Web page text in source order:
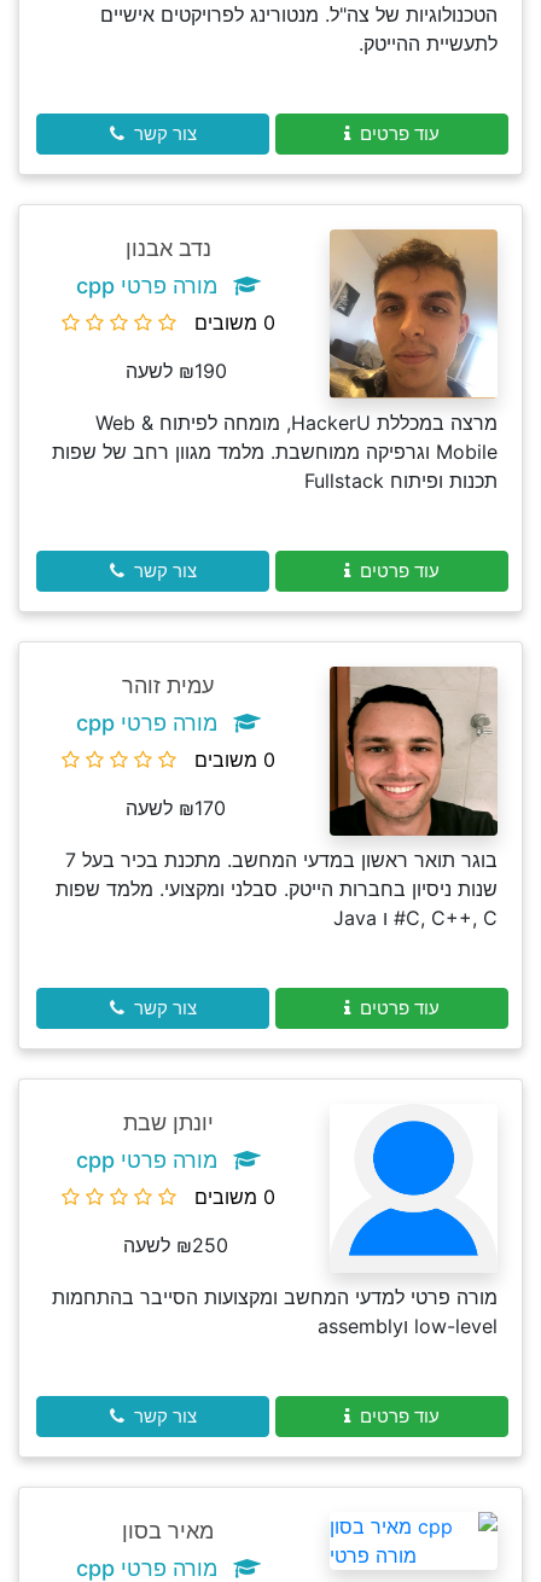
הטכנולוגיות של צה"ל. מנטורינג לפרויקטים אישיים
לתעשיית ההייטק.
עוד פרטים צור קשר
נדב אבנון
מורה פרטי cpp
0 משובים
₪190 לשעה
מרצה במכללת HackerU, מומחה לפיתוח Web &
Mobile וגרפיקה ממוחשבת. מלמד מגוון רחב של שפות
תכנות ופיתוח Fullstack
עוד פרטים צור קשר
עמית זוהר
מורה פרטי cpp
0 משובים
₪170 לשעה
בוגר תואר ראשון במדעי המחשב. מתכנת בכיר בעל 7
שנות ניסיון בחברות הייטק. סבלני ומקצועי. מלמד שפות
C, C++, C# ו Java
עוד פרטים צור קשר
יונתן שבת
מורה פרטי cpp
0 משובים
₪250 לשעה
מורה פרטי למדעי המחשב ומקצועות הסייבר בהתחמות
low-level וassembly
עוד פרטים צור קשר
מאיר בסון
מורה פרטי cpp